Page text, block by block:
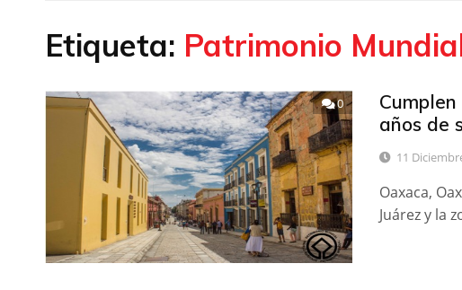
Etiqueta: Patrimonio
0
años de
11
Oaxaca,
Juárez y la